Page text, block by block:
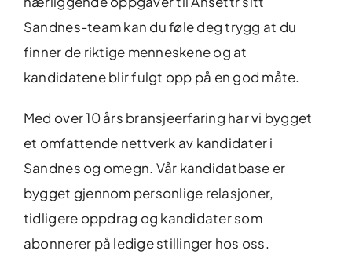
Sandnes-team kan du føle deg trygg at du
finner de riktige menneskene og at
kandidatene blir fulgt opp på en god måte.
Med over 10 års bransjeerfaring har vi bygget
et omfattende nettverk av kandidater i
Sandnes og omegn. Vår kandidatbase er
bygget gjennom personlige relasjoner,
tidligere oppdrag og kandidater som
abonnerer på ledige stillinger hos oss.